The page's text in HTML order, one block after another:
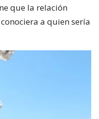
que la relación
a quien sería